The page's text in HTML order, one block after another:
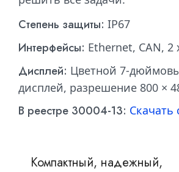
Степень защиты: IP67
Интерфейсы: Ethernet, CAN, 2
Дисплей: Цветной 7-
дисплей, разрешение 800 ×
В реестре 30004-13: Скачать
Компактный, надежный,